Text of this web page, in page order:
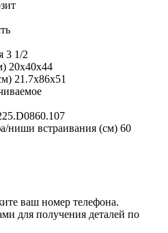
3 1/2
20х40х44
21.7х86х51
ниши встраивания (см) 60
ваш номер телефона.
для получения деталей по